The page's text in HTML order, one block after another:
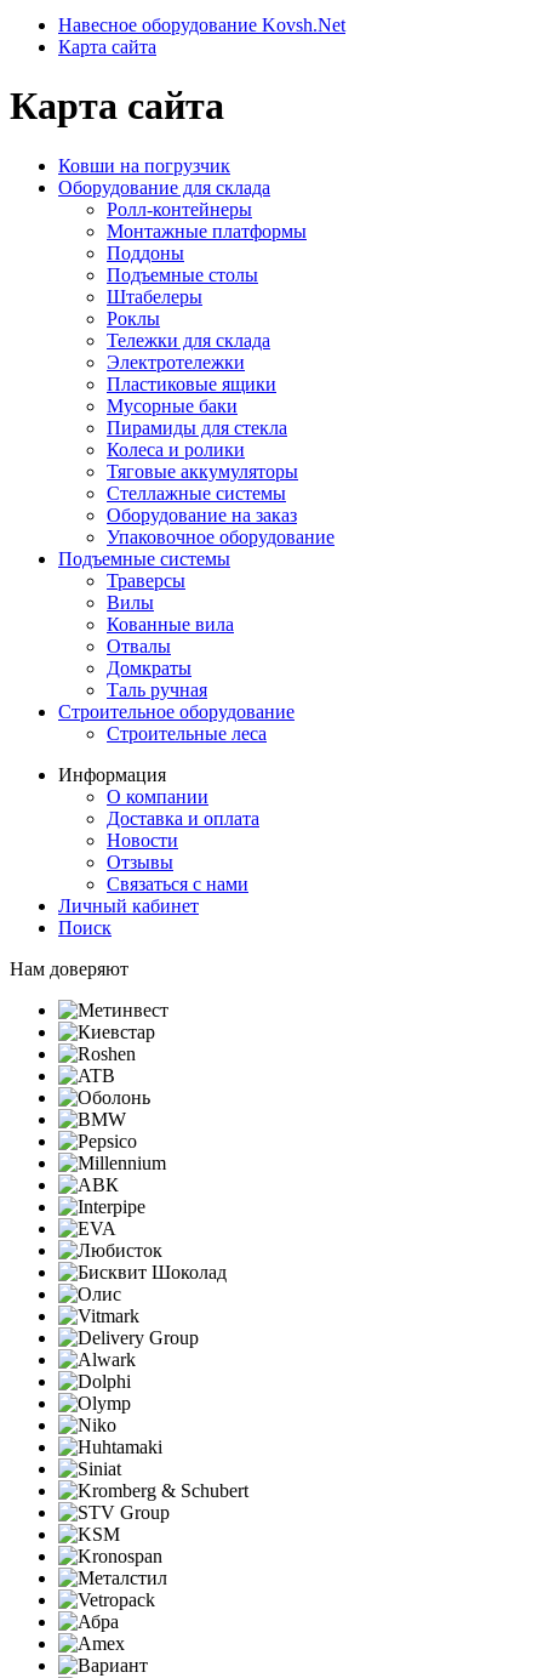
Навесное оборудование Kovsh.Net
Карта сайта
Карта сайта
Ковши на погрузчик
Оборудование для склада
Ролл-контейнеры
Монтажные платформы
Поддоны
Подъемные столы
Штабелеры
Роклы
Тележки для склада
Электротележки
Пластиковые ящики
Мусорные баки
Пирамиды для стекла
Колеса и ролики
Тяговые аккумуляторы
Стеллажные системы
Оборудование на заказ
Упаковочное оборудование
Подъемные системы
Траверсы
Вилы
Кованные вила
Отвалы
Домкраты
Таль ручная
Строительное оборудование
Строительные леса
Информация
О компании
Доставка и оплата
Новости
Отзывы
Связаться с нами
Личный кабинет
Поиск
Нам доверяют